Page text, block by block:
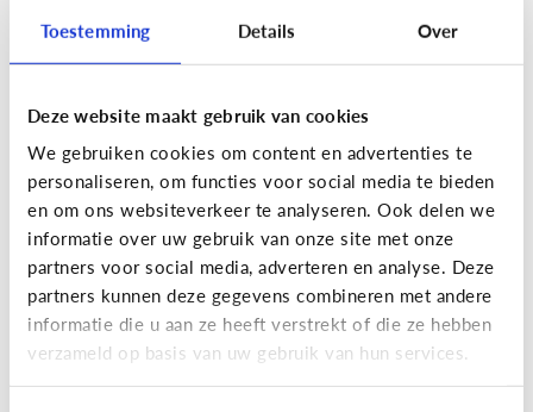
Toestemming Details Over
Deze website maakt gebruik van cookies
We gebruiken cookies om content en advertenties te
personaliseren, om functies voor social media te bieden
en om ons websiteverkeer te analyseren. Ook delen we
informatie over uw gebruik van onze site met onze
partners voor social media, adverteren en analyse. Deze
partners kunnen deze gegevens combineren met andere
informatie die u aan ze heeft verstrekt of die ze hebben
verzameld op basis van uw gebruik van hun services.
Privacy
Moet ik aan mijn kind uitleggen
wat 'recht op afbeelding' is?
Staat jou kind stil bij het maken en verspreiden
van foto’s en filmpjes waar anderen op staan? Of
deelt jouw kind zomaar alles van iedereen op
Facebook of Snapchat?